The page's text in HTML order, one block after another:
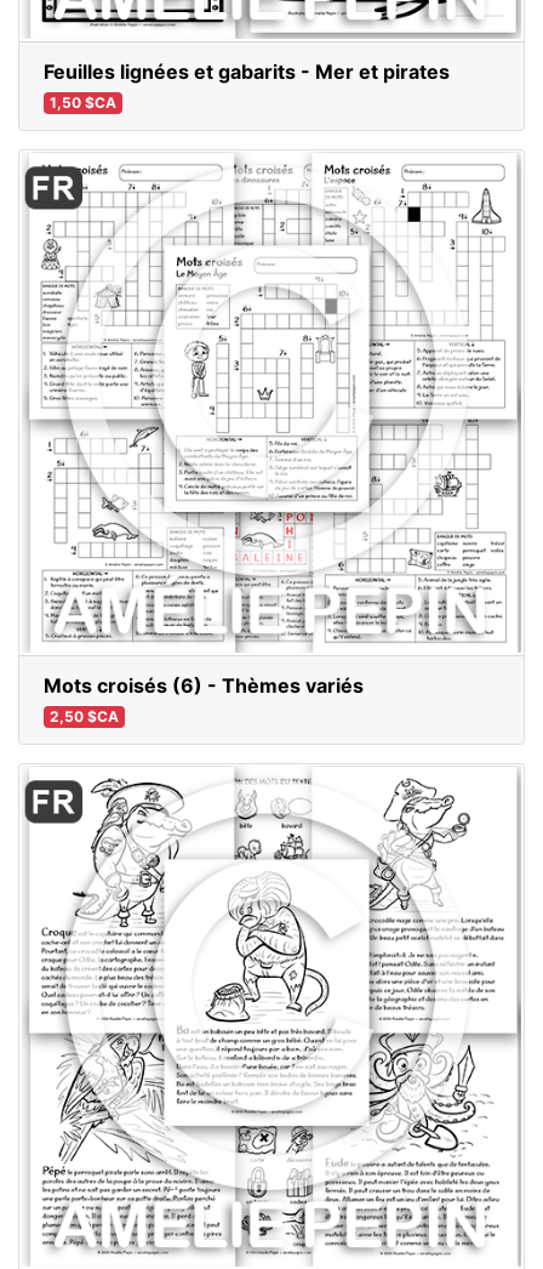
Feuilles lignées et gabarits - Mer et pirates
1,50 $CA
Mots croisés (6) - Thèmes variés
2,50 $CA